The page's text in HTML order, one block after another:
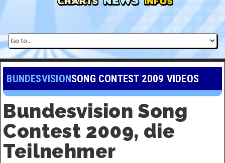
BUNDESVISIONSONG CONTEST 2009 VIDEOS
Bundesvision Song
Contest 2009, die
Teilnehmer